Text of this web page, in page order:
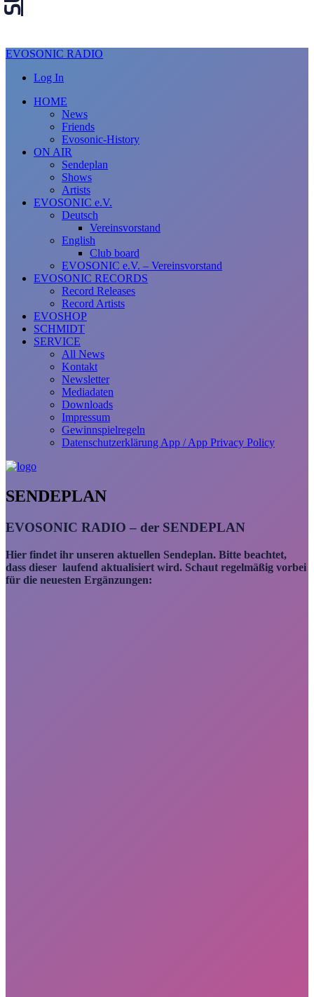
EVOSONIC RADIO
Log In
HOME
News
Friends
Evosonic-History
ON AIR
Sendeplan
Shows
Artists
EVOSONIC e.V.
Deutsch
Vereinsvorstand
English
Club board
EVOSONIC e.V. ‒ Vereinsvorstand
EVOSONIC RECORDS
Record Releases
Record Artists
EVOSHOP
SCHMIDT
SERVICE
All News
Kontakt
Newsletter
Mediadaten
Downloads
Impressum
Gewinnspielregeln
Datenschutzerklärung App / App Privacy Policy
SENDEPLAN
EVOSONIC RADIO – der SENDEPLAN
Hier findet ihr unseren aktuellen Sendeplan. Bitte beachtet,
dass dieser laufend aktualisiert wird. Schaut regelmäßig vorbei
für die neuesten Ergänzungen: